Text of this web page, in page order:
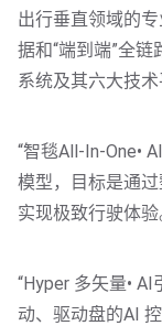
出行垂直领域的
据和“端到端”全
系统及其六大技术
“智毯All-In-One•
模型，目标是通
实现极致行驶体验
“Hyper 多矢量•
动、驱动盘的AI